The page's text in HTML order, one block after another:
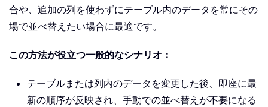
合や、追加の列を使わずにテーブル内のデータを常にその
場で並べ替えたい場合に最適です。
この方法が役立つ一般的なシナリオ：
テーブルまたは列内のデータを変更した後、即座に最
新の順序が反映され、手動での並べ替えが不要になる